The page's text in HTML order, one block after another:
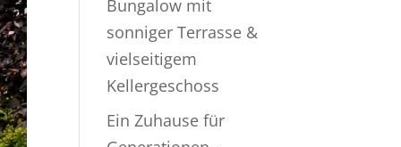
Bungalow mit
sonniger Terrasse &
vielseitigem
Kellergeschoss
Ein Zuhause für